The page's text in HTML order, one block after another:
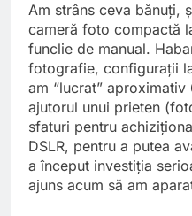
Am strâns ceva bănuţi,
cameră foto compactă
funclie de manual.
fotografie, configuraţii
am “lucrat”
ajutorul unui prieten (
sfaturi pentru
DSLR, pentru a putea
a început investiţia
ajuns acum să am